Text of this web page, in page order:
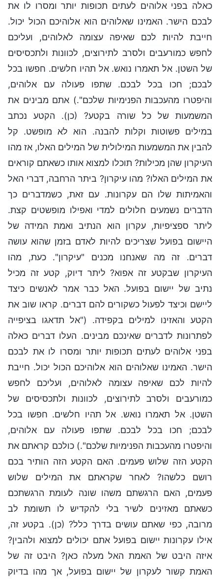
כאלה בפני אלוהים לעתים תכופות יותר ומסרו לו את
לבכם הישר. האמינו שאלוהים הוא אלוהיכם הכול יכול.
חייבת להיות לכם שאיפה עצומה לאלוהים, ועליכם
לחפש כמורעבים ולסרב לתירוצים, לכוונות ולתכסיסים
של השטן. אל תאמרו נואש. אל תהיו חלשים. חפשו בכל
לבכם; חכו בכל לבכם. שתפו פעולה עם אלוהים,
והיפטרו מהעכבות הפנימיות שלכם".) אתם מבינים את
המשמעות של כל שורה בקטע? (כן). הקטע נכתב
במילים פשוטות וקלות להבנה. הוא לא מופשט. קל
להבין את המשמעות המילולית של המילים האלו, אז מהו
העיקרון שהן מכילות? תוכלו למצוא אותו כשאתם קוראים
את המילים האלו? מהו עיקרון? ביתר הרחבה, דברי האל
והאמיתות שלו הם עקרונות. עם זאת, כשמדברים כך
הדברים נשמעים חלולים למדי ואפילו מופשטים קצת.
ליתר ספציפיות, עקרון הוא הנתיב ואמת המידה של
היישום בפועל שצריכים להיות לאדם בזמן שהוא עושה
דברים. זה מה שאנחנו מכנים "עיקרון". כעת, מהו
העיקרון שבקטע זה אפוא? ליתר דיוק, קטע זה מכיל
נתיב של יישום בפועל. האל כבר אמר לאנשים כיצד
ליישם וכיצד לפעול כשקורים להם דברים. קראו שוב את
הקטע והאזינו למילים בקפידה. ("אל תדאגו בציפייה
לפתרונות לדברים שאינכם מבינים. העלו דברים כאלה
בפני אלוהים לעתים תכופות יותר ומסרו לו את לבכם
הישר. האמינו שאלוהים הוא אלוהיכם הכול יכול. חייבת
להיות לכם שאיפה עצומה לאלוהים, ועליכם לחפש
כמורעבים ולסרב לתירוצים, לכוונות ולתכסיסים של
השטן. אל תאמרו נואש. אל תהיו חלשים. חפשו בכל
לבכם; חכו בכל לבכם. שתפו פעולה עם אלוהים,
והיפטרו מהעכבות הפנימיות שלכם".) כולכם קראתם את
הקטע הזה שלוש פעמים. האם הקטע הזה הותיר בכם
רושם כלשהו? לאחר שקראתם את המילים שלוש
פעמים, האם הרגשתם משהו שונה לעומת הרגשתכם
כשאתם מאזינים לשיר בלי להקדיש לו תשומת לב
מרובה, כפי שאתם עושים בדרך כלל? (כן). בקטע זה,
אילו עקרונות יישום בפועל אתם יכולים למצוא ולהבין?
איזה היבט של האמת האל מעלה כאן? היבט זה של
האמת קשור לעקרון של יישום בפועל, אך מהו בדיוק